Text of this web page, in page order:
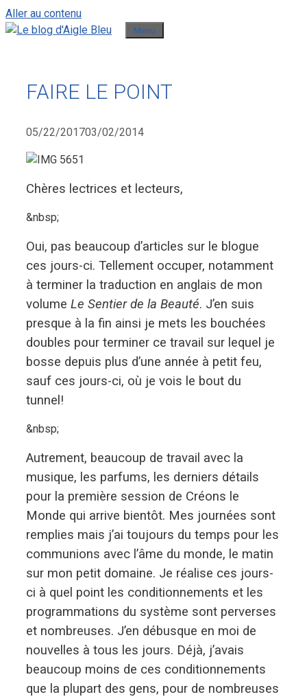
Aller au contenu
Menu
FAIRE LE POINT
05/22/201703/02/2014
Chères lectrices et lecteurs,
&nbsp;
Oui, pas beaucoup d’articles sur le blogue
ces jours-ci. Tellement occuper, notamment
à terminer la traduction en anglais de mon
volume Le Sentier de la Beauté. J’en suis
presque à la fin ainsi je mets les bouchées
doubles pour terminer ce travail sur lequel je
bosse depuis plus d’une année à petit feu,
sauf ces jours-ci, où je vois le bout du
tunnel!
&nbsp;
Autrement, beaucoup de travail avec la
musique, les parfums, les derniers détails
pour la première session de Créons le
Monde qui arrive bientôt. Mes journées sont
remplies mais j’ai toujours du temps pour les
communions avec l’âme du monde, le matin
sur mon petit domaine. Je réalise ces jours-
ci à quel point les conditionnements et les
programmations du système sont perverses
et nombreuses. J’en débusque en moi de
nouvelles à tous les jours. Déjà, j’avais
beaucoup moins de ces conditionnements
que la plupart des gens, pour de nombreuses